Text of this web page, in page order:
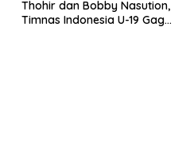
Thohir dan Bobby Nasution,
Timnas Indonesia U-19 Gagal